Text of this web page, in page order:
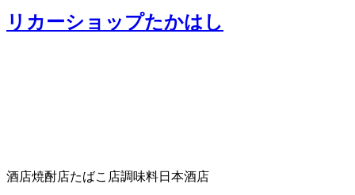
リカーショップたかはし
酒店焼酎店たばこ店調味料日本酒店